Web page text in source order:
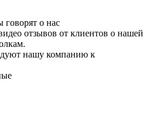
говорят о нас
отзывов от клиентов о нашей
нашу компанию к